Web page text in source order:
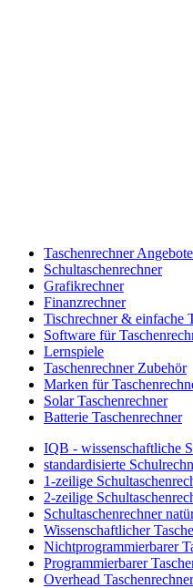
Taschenrechner Angebote
Schultaschenrechner
Grafikrechner
Finanzrechner
Tischrechner & einfache
Software für
Lernspiele
Taschenrechner Zubehör
Marken für
Solar Taschenrechner
Batterie Taschenrechner
IQB - wissenschaftliche
standardisierte
1-zeilige
2-zeilige
Schultaschenrechner
Wissenschaftlicher
Nichtprogrammierbarer
Programmierbarer
Overhead Taschenrechner